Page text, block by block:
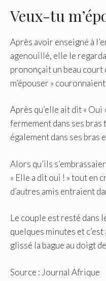
Veux-tu
Après avoir enseigné à
agenouillé, elle le
prononçait un beau court
m’épouser »
Après qu’elle ait dit « Oui
fermement dans ses
également dans ses bras
Alors qu’ils
« Elle a dit oui ! » tout en
d’autres amis entraient
Le couple est resté dans
quelques minutes et
glissé la bague au doigt
Source : Journal Afrique